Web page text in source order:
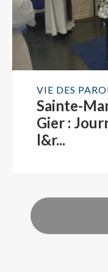
VIE DES
Sainte-
Gier :
l&r...